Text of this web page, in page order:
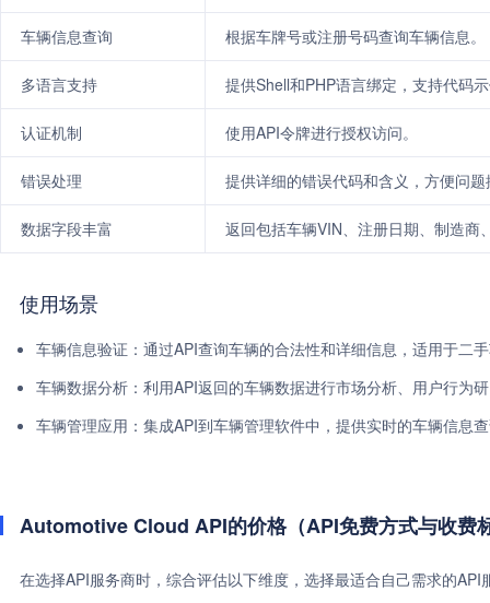
车辆信息查询 根据车牌号或注册号码查询车辆信息。
多语言支持 提供Shell和PHP语言绑定，支持代码
认证机制 使用API令牌进行授权访问。
错误处理 提供详细的错误代码和含义，方便问
数据字段丰富 返回包括车辆VIN、注册日期、制造商
使用场景
车辆信息验证：通过API查询车辆的合法性和详细信息，适用于二
车辆数据分析：利用API返回的车辆数据进行市场分析、用户行为
车辆管理应用：集成API到车辆管理软件中，提供实时的车辆信息
Automotive Cloud API的价格（API免费方式与收费
在选择API服务商时，综合评估以下维度，选择最适合自己需求的